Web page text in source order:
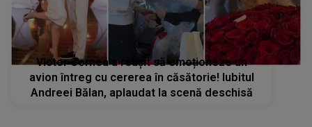
Victor Cornea a reușit să emoționeze un
avion întreg cu cererea în căsătorie! Iubitul
Andreei Bălan, aplaudat la scenă deschisă